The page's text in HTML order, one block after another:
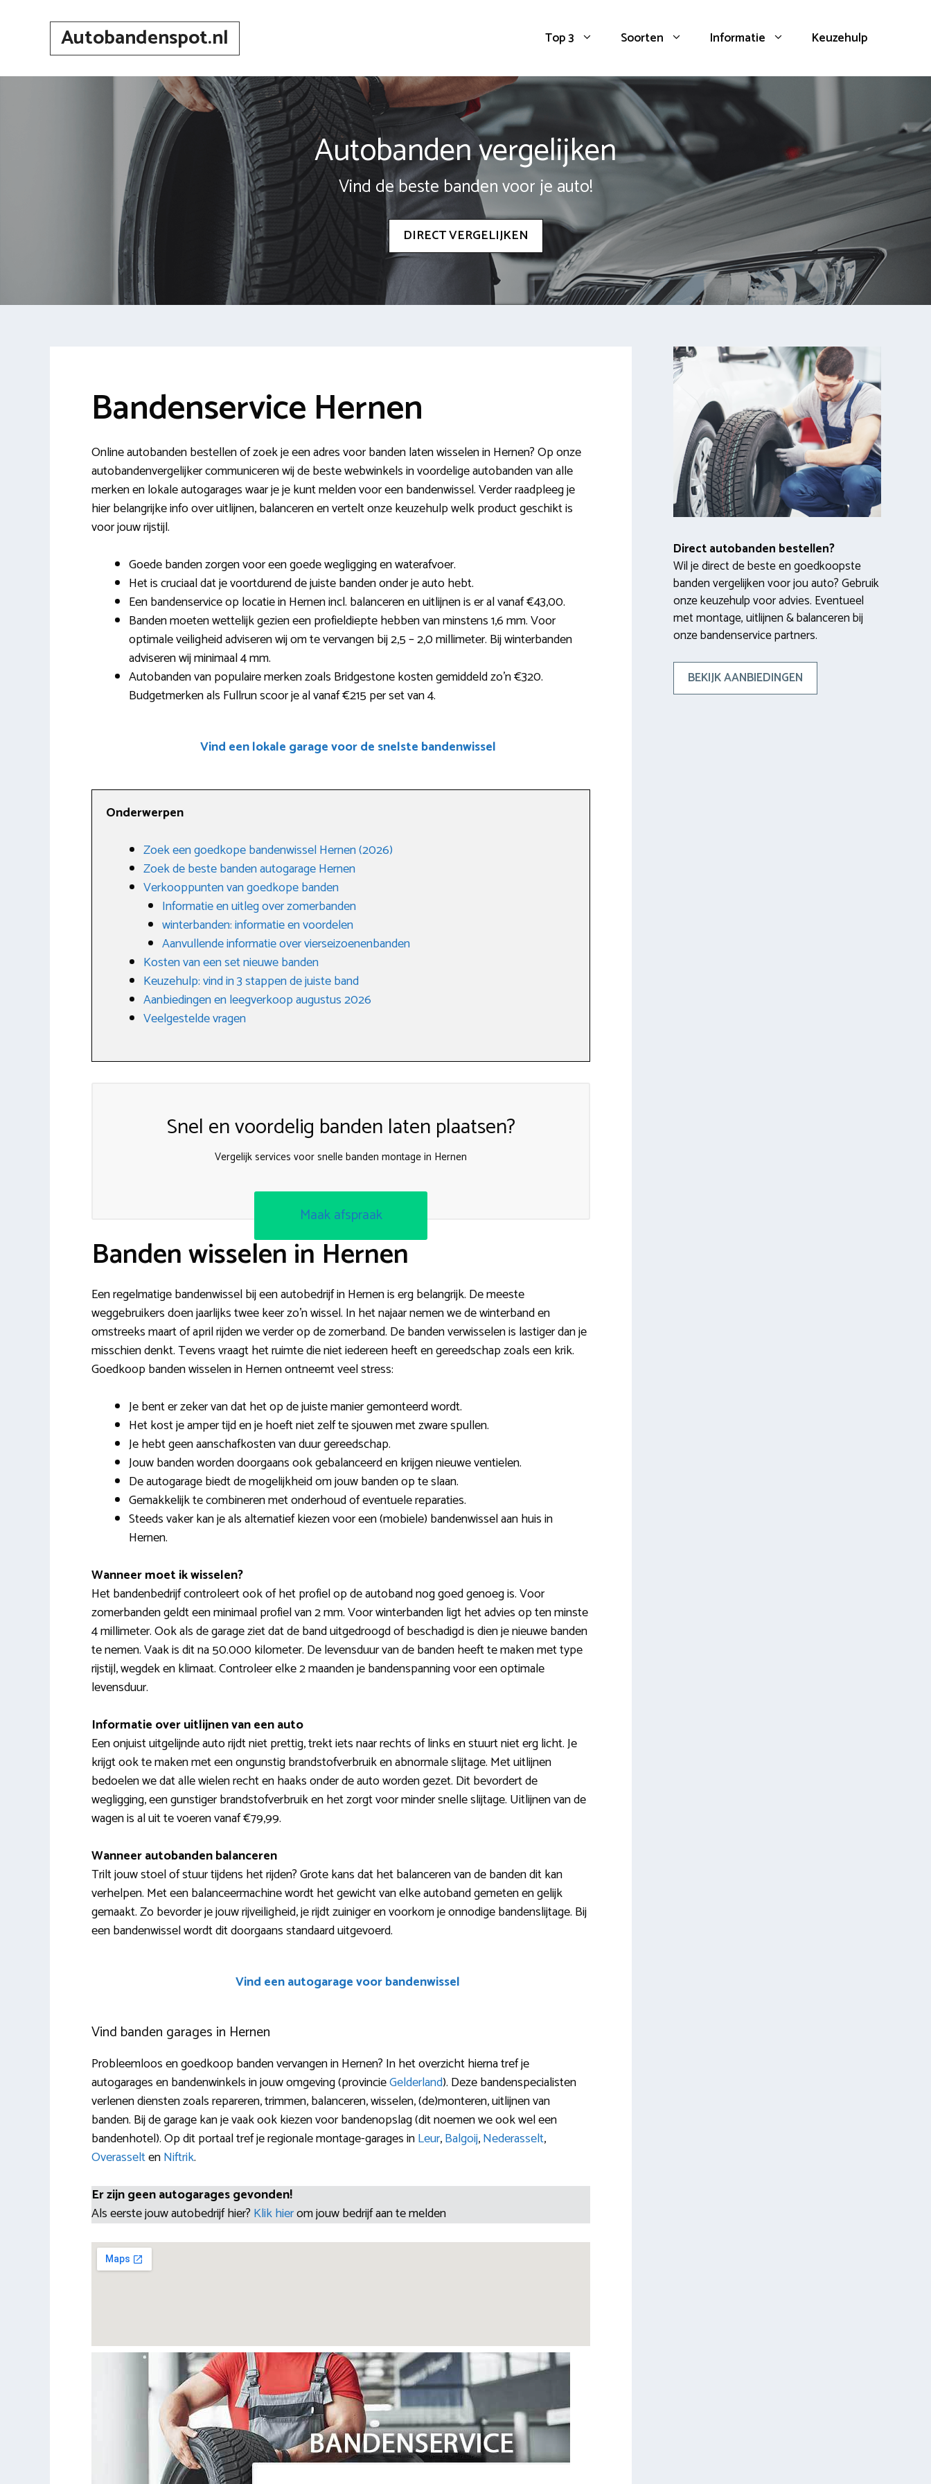
Autobandenspot.nl Top 3 Soorten Informatie Keuzehulp
Autobanden vergelijken
Vind de beste banden voor je auto!
DIRECT VERGELIJKEN
Bandenservice Hernen
Online autobanden bestellen of zoek je een adres voor banden laten wisselen in Hernen? Op onze
autobandenvergelijker communiceren wij de beste webwinkels in voordelige autobanden van alle
merken en lokale autogarages waar je je kunt melden voor een bandenwissel. Verder raadpleeg je
hier belangrijke info over uitlijnen, balanceren en vertelt onze keuzehulp welk product geschikt is
voor jouw rijstijl.
Goede banden zorgen voor een goede wegligging en waterafvoer.
Het is cruciaal dat je voortdurend de juiste banden onder je auto hebt.
Een bandenservice op locatie in Hernen incl. balanceren en uitlijnen is er al vanaf €43,00.
Banden moeten wettelijk gezien een profieldiepte hebben van minstens 1,6 mm. Voor
optimale veiligheid adviseren wij om te vervangen bij 2,5 – 2,0 millimeter. Bij winterbanden
adviseren wij minimaal 4 mm.
Autobanden van populaire merken zoals Bridgestone kosten gemiddeld zo’n €320.
Budgetmerken als Fullrun scoor je al vanaf €215 per set van 4.
Vind een lokale garage voor de snelste bandenwissel
Onderwerpen
Zoek een goedkope bandenwissel Hernen (2026)
Zoek de beste banden autogarage Hernen
Verkooppunten van goedkope banden
Informatie en uitleg over zomerbanden
winterbanden: informatie en voordelen
Aanvullende informatie over vierseizoenenbanden
Kosten van een set nieuwe banden
Keuzehulp: vind in 3 stappen de juiste band
Aanbiedingen en leegverkoop augustus 2026
Veelgestelde vragen
Snel en voordelig banden laten plaatsen?
Vergelijk services voor snelle banden montage in Hernen
Maak afspraak
Banden wisselen in Hernen
Een regelmatige bandenwissel bij een autobedrijf in Hernen is erg belangrijk. De meeste
weggebruikers doen jaarlijks twee keer zo’n wissel. In het najaar nemen we de winterband en
omstreeks maart of april rijden we verder op de zomerband. De banden verwisselen is lastiger dan je
misschien denkt. Tevens vraagt het ruimte die niet iedereen heeft en gereedschap zoals een krik.
Goedkoop banden wisselen in Hernen ontneemt veel stress:
Je bent er zeker van dat het op de juiste manier gemonteerd wordt.
Het kost je amper tijd en je hoeft niet zelf te sjouwen met zware spullen.
Je hebt geen aanschafkosten van duur gereedschap.
Jouw banden worden doorgaans ook gebalanceerd en krijgen nieuwe ventielen.
De autogarage biedt de mogelijkheid om jouw banden op te slaan.
Gemakkelijk te combineren met onderhoud of eventuele reparaties.
Steeds vaker kan je als alternatief kiezen voor een (mobiele) bandenwissel aan huis in
Hernen.
Wanneer moet ik wisselen?
Het bandenbedrijf controleert ook of het profiel op de autoband nog goed genoeg is. Voor
zomerbanden geldt een minimaal profiel van 2 mm. Voor winterbanden ligt het advies op ten minste
4 millimeter. Ook als de garage ziet dat de band uitgedroogd of beschadigd is dien je nieuwe banden
te nemen. Vaak is dit na 50.000 kilometer. De levensduur van de banden heeft te maken met type
rijstijl, wegdek en klimaat. Controleer elke 2 maanden je bandenspanning voor een optimale
levensduur.
Informatie over uitlijnen van een auto
Een onjuist uitgelijnde auto rijdt niet prettig, trekt iets naar rechts of links en stuurt niet erg licht. Je
krijgt ook te maken met een ongunstig brandstofverbruik en abnormale slijtage. Met uitlijnen
bedoelen we dat alle wielen recht en haaks onder de auto worden gezet. Dit bevordert de
wegligging, een gunstiger brandstofverbruik en het zorgt voor minder snelle slijtage. Uitlijnen van de
wagen is al uit te voeren vanaf €79,99.
Wanneer autobanden balanceren
Trilt jouw stoel of stuur tijdens het rijden? Grote kans dat het balanceren van de banden dit kan
verhelpen. Met een balanceermachine wordt het gewicht van elke autoband gemeten en gelijk
gemaakt. Zo bevorder je jouw rijveiligheid, je rijdt zuiniger en voorkom je onnodige bandenslijtage. Bij
een bandenwissel wordt dit doorgaans standaard uitgevoerd.
Vind een autogarage voor bandenwissel
Vind banden garages in Hernen
Probleemloos en goedkoop banden vervangen in Hernen? In het overzicht hierna tref je
autogarages en bandenwinkels in jouw omgeving (provincieGelderland). Deze bandenspecialisten
verlenen diensten zoals repareren, trimmen, balanceren, wisselen, (de)monteren, uitlijnen van
banden. Bij de garage kan je vaak ook kiezen voor bandenopslag (dit noemen we ook wel een
bandenhotel). Op dit portaal tref je regionale montage-garages inLeur,Balgoij,Nederasselt,
OverasseltenNiftrik.
Er zijn geen autogarages gevonden!
Als eerste jouw autobedrijf hier? Klik hierom jouw bedrijf aan te melden
Direct autobanden bestellen?
Wil je direct de beste en goedkoopste
banden vergelijken voor jou auto? Gebruik
onze keuzehulp voor advies. Eventueel
met montage, uitlijnen & balanceren bij
onze bandenservice partners.
BEKIJK AANBIEDINGEN